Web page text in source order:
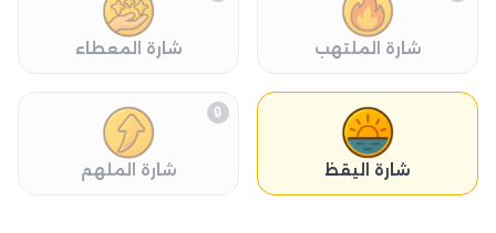
شارة الملتهب شارة المعطاء
شارة اليقظ شارة الملهم
🔒